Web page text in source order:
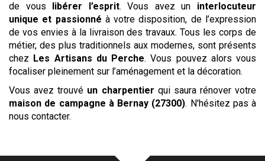
de vous
libérer l’esprit. Vous avez un interlocuteur
unique et passionné à votre disposition, de l’expression
de vos envies à la livraison des travaux. Tous les corps de
métier, des plus traditionnels aux modernes, sont présents
chez Les Artisans du Perche. Vous pouvez alors vous
focaliser pleinement sur l’aménagement et la décoration.
Vous avez trouvé un charpentier qui saura rénover votre
maison de campagne à Bernay (27300). N'hésitez pas à
nous contacter.